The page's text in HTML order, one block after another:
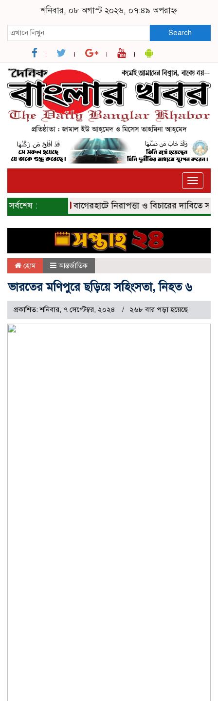
শনিবার, ০৮ অগাস্ট ২০২৬, ০৭:৪৯ অপরাহ্ন
Search
Toggle
সর্বশেষ : বাগেরহাটে নিরাপত্তা ও বিচারের দাবিতে সংবাদ
হোম আন্তর্জাতিক
ভারতের মণিপুরে ছড়িয়ে সহিংসতা, নিহত ৬
প্রকাশিত: শনিবার, ৭ সেপ্টেম্বর, ২০২৪ ২৬৮ বার পড়া হয়েছে